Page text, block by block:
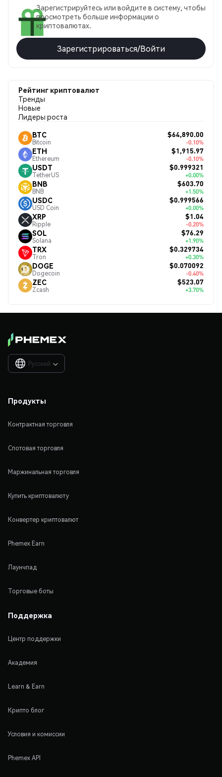
Зарегистрируйтесь или войдите в систему, чтобы
просмотреть больше информации о
криптовалютах.
Зарегистрироваться/Войти
Рейтинг криптовалют
Тренды
Новые
Лидеры роста
BTC
Bitcoin
$64,890.00
-0.10%
ETH
Ethereum
$1,915.97
-0.10%
USDT
TetherUS
$0.999321
+0.00%
BNB
BNB
$603.70
+1.50%
USDC
USD Coin
$0.999566
+0.00%
XRP
Ripple
$1.04
-0.20%
SOL
Solana
$76.29
+1.90%
TRX
Tron
$0.329734
+0.30%
DOGE
Dogecoin
$0.070092
-0.40%
ZEC
Zcash
$523.07
+3.70%
Русский 
Продукты
Контрактная торговля
Спотовая торговля
Маржинальная торговля
Купить криптовалюту
Конвертер криптовалют
Phemex Earn
Лаунчпад
Торговые боты
Поддержка
Центр поддержки
Академия
Learn & Earn
Крипто блог
Условия и комиссии
Phemex API